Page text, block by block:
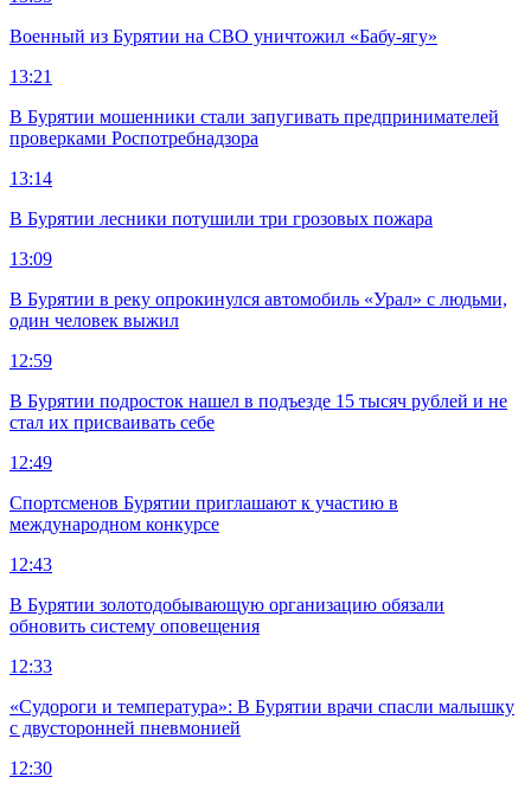
Военный из Бурятии на СВО уничтожил «Бабу-ягу»
13:21
В Бурятии мошенники стали запугивать предпринимателей
проверками Роспотребнадзора
13:14
В Бурятии лесники потушили три грозовых пожара
13:09
В Бурятии в реку опрокинулся автомобиль «Урал» с людьми,
один человек выжил
12:59
В Бурятии подросток нашел в подъезде 15 тысяч рублей и не
стал их присваивать себе
12:49
Спортсменов Бурятии приглашают к участию в
международном конкурсе
12:43
В Бурятии золотодобывающую организацию обязали
обновить систему оповещения
12:33
«Судороги и температура»: В Бурятии врачи спасли малышку
с двусторонней пневмонией
12:30